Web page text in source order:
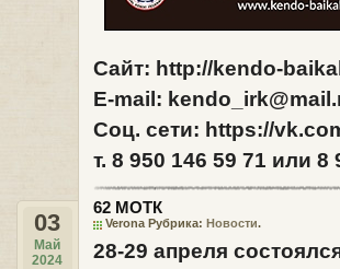
Сайт: http://kendo-
E-mail:
Соц. сети: https://
т. 8 950 146 59 71 или 8
62 МОТК
Verona Рубрика: Новости.
03
Май
2024
28-29 апреля